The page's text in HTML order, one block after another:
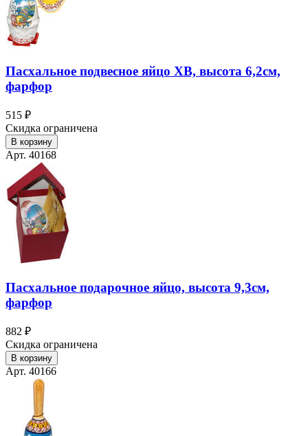
Пасхальное подвесное яйцо ХВ, высота 6,2см,
фарфор
515 ₽
Скидка ограничена
В корзину
Арт. 40168
Пасхальное подарочное яйцо, высота 9,3см,
фарфор
882 ₽
Скидка ограничена
В корзину
Арт. 40166